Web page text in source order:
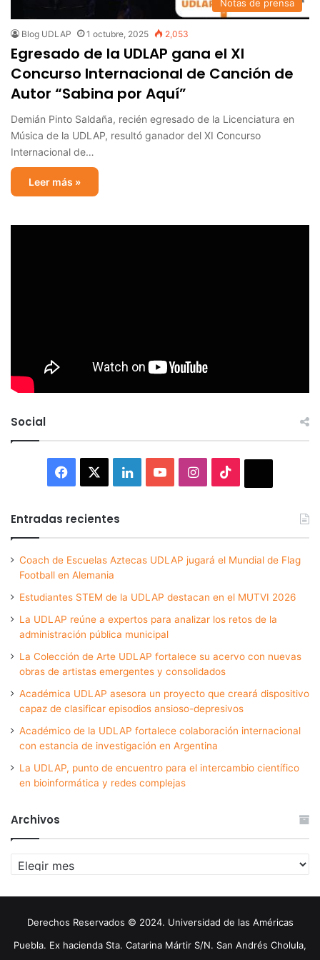
Notas de prensa
Blog UDLAP 1 octubre, 2025 2,053
Egresado de la UDLAP gana el XI
Concurso Internacional de Canción de
Autor “Sabina por Aquí”
Demián Pinto Saldaña, recién egresado de la Licenciatura en
Música de la UDLAP, resultó ganador del XI Concurso
Internacional de…
Leer más »
Social
Facebook LinkedInYouTubeInstagram
Entradas recientes
Coach de Escuelas Aztecas UDLAP jugará el Mundial de Flag
Football en Alemania
Estudiantes STEM de la UDLAP destacan en el MUTVI 2026
La UDLAP reúne a expertos para analizar los retos de la
administración pública municipal
La Colección de Arte UDLAP fortalece su acervo con nuevas
obras de artistas emergentes y consolidados
Académica UDLAP asesora un proyecto que creará dispositivo
capaz de clasificar episodios ansioso-depresivos
Académico de la UDLAP fortalece colaboración internacional
con estancia de investigación en Argentina
La UDLAP, punto de encuentro para el intercambio científico
en bioinformática y redes complejas
Archivos
Archivos
Derechos Reservados © 2024. Universidad de las Américas
Puebla. Ex hacienda Sta. Catarina Mártir S/N. San Andrés Cholula,